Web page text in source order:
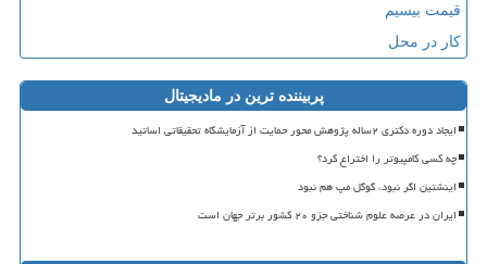
قیمت بیسیم
کار در محل
پربیننده ترین در مادیجیتال
ایجاد دوره دکتری ۲ساله پژوهش محور حمایت از آزمایشگاه تحقیقاتی اساتید
چه کسی کامپیوتر را اختراع کرد؟
اینشتین اگر نبود، گوگل مپ هم نبود
ایران در عرصه علوم شناختی جزو ۲۰ کشور برتر جهان است